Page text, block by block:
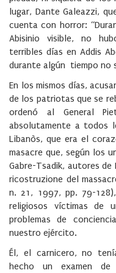
lugar, Dante Galeazzi,
cuenta con horror:
Abisinio visible, no
terribles días en Addis
durante algún tiempo no
En los mismos días,
de los patriotas que se
ordenó al General
absolutamente a todos
Libanòs, que era el
masacre que, según los
Gabre-Tsadik, autores
ricostruzione del
n. 21, 1997, pp. 79-
religiosos víctimas de
problemas de
nuestro ejército.
Él, el carnicero, no
hecho un examen